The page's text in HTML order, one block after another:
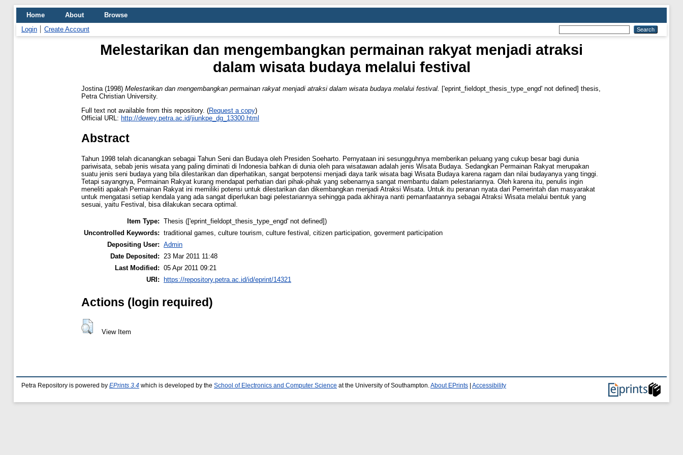
Home About
Browse
Login
Create Account
Melestarikan dan mengembangkan permainan rakyat menjadi atraksi
dalam wisata budaya melalui festival
Jostina (1998) Melestarikan dan mengembangkan permainan rakyat menjadi atraksi dalam wisata budaya melalui festival.
['eprint_fieldopt_thesis_type_engd' not defined] thesis,
Petra Christian University.
Full text not available from this repository. (Request a copy)
Official URL: http://dewey.petra.ac.id/jiunkpe_dg_13300.html
Abstract
Tahun 1998 telah dicanangkan sebagai Tahun Seni dan Budaya oleh Presiden Soeharto. Pernyataan ini sesungguhnya memberikan peluang yang cukup besar bagi dunia
pariwisata, sebab jenis wisata yang paling diminati di Indonesia bahkan di dunia oleh para wisatawan adalah jenis Wisata Budaya. Sedangkan Permainan Rakyat merupakan
suatu jenis seni budaya yang bila dilestarikan dan diperhatikan, sangat berpotensi menjadi daya tarik wisata bagi Wisata Budaya karena ragam dan nilai budayanya yang tinggi.
Tetapi sayangnya, Permainan Rakyat kurang mendapat perhatian dari pihak-pihak yang sebenarnya sangat membantu dalam pelestariannya. Oleh karena itu, penulis ingin
meneliti apakah Permainan Rakyat ini memiliki potensi untuk dilestarikan dan dikembangkan menjadi Atraksi Wisata. Untuk itu peranan nyata dari Pemerintah dan masyarakat
untuk mengatasi setiap kendala yang ada sangat diperlukan bagi pelestariannya sehingga pada akhiraya nanti pemanfaatannya sebagai Atraksi Wisata melalui bentuk yang
sesuai, yaitu Festival, bisa dilakukan secara optimal.
Item Type: Thesis (['eprint_fieldopt_thesis_type_engd' not defined])
Uncontrolled Keywords: traditional games, culture tourism, culture festival, citizen participation, goverment participation
Depositing User: Admin
Date Deposited:
23 Mar 2011 11:48
Last Modified: 05 Apr 2011 09:21
URI: https://repository.petra.ac.id/id/eprint/14321
Actions (login required)
View Item
Petra Repository is powered by EPrints 3.4 which is developed by the School of Electronics and Computer Science at the University of Southampton. About EPrints Accessibility